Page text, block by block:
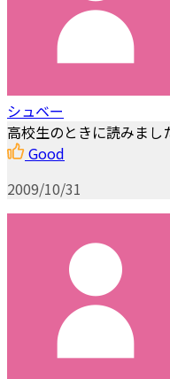
シュベー
高校生のときに読みまし
Good
2009/10/31